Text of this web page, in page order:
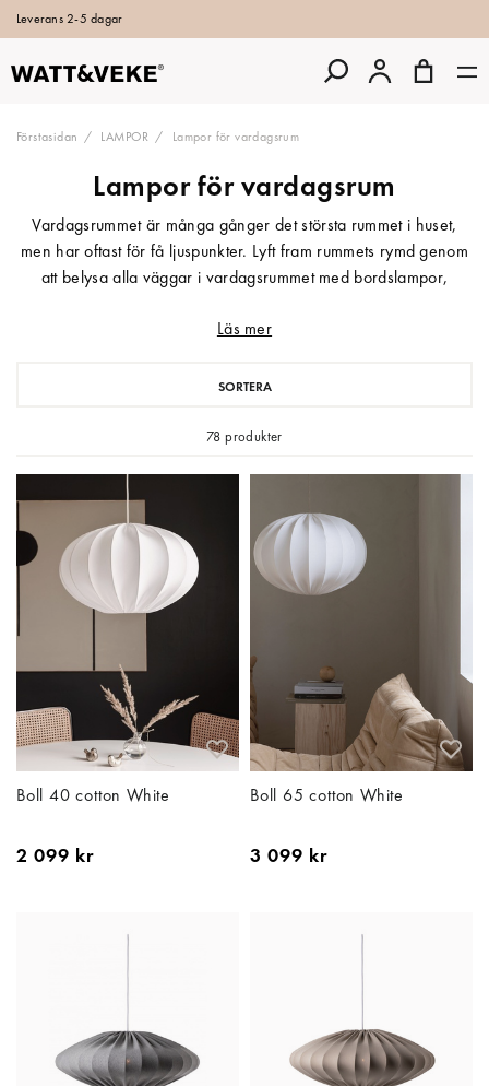
Leverans 2-5 dagar
Förstasidan LAMPOR Lampor för vardagsrum
Lampor för vardagsrum
Vardagsrummet är många gånger det största rummet i huset,
men har oftast för få ljuspunkter. Lyft fram rummets rymd genom
att belysa alla väggar i vardagsrummet med bordslampor,
filmkvällen, läsljus för den spännande boken i favoritfotöljen,
Designbelysning för den kreativa och stilmedvetna hos
Läs mer
SORTERA
78 produkter
Boll 40 cotton White
2 099 kr
Boll 65 cotton White
3 099 kr